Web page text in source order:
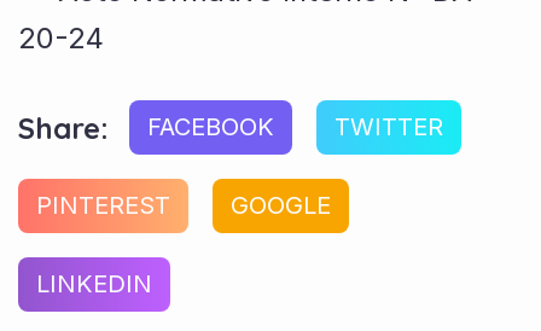
20-24
Share: FACEBOOK TWITTER
PINTEREST GOOGLE
LINKEDIN